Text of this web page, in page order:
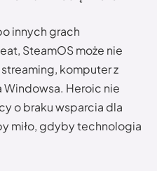
innych grach
SteamOS może nie
komputer z
Heroic nie
o braku wsparcia dla
miło, gdyby technologia